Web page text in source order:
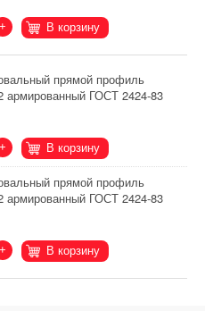
+ В корзину
прямой профиль
армированный ГОСТ 2424-83
+ В корзину
прямой профиль
армированный ГОСТ 2424-83
+ В корзину